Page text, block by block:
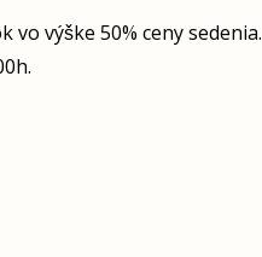
výške 50% ceny sedenia.